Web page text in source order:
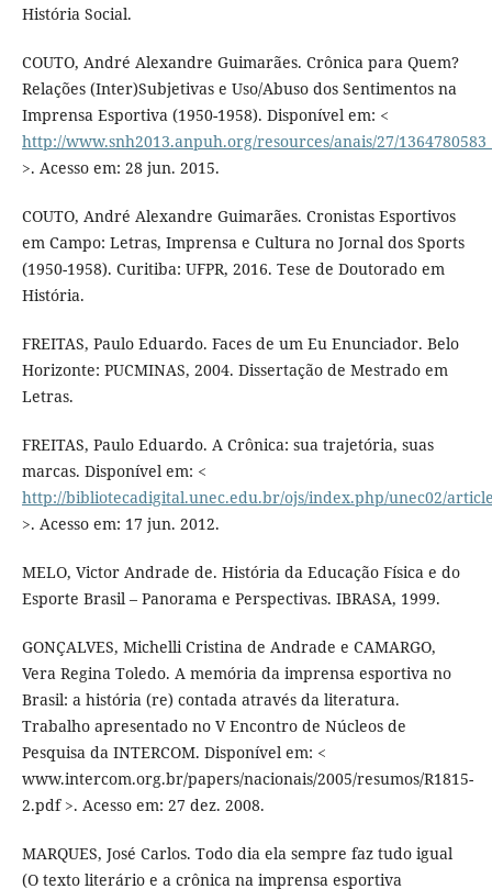
História Social.
COUTO, André Alexandre Guimarães. Crônica para Quem?
Relações (Inter)Subjetivas e Uso/Abuso dos Sentimentos na
Imprensa Esportiva (1950-1958). Disponível em: <
http://www.snh2013.anpuh.org/resources/anais/27/
>. Acesso em: 28 jun. 2015.
COUTO, André Alexandre Guimarães. Cronistas Esportivos
em Campo: Letras, Imprensa e Cultura no Jornal dos Sports
(1950-1958). Curitiba: UFPR, 2016. Tese de Doutorado em
História.
FREITAS, Paulo Eduardo. Faces de um Eu Enunciador. Belo
Horizonte: PUCMINAS, 2004. Dissertação de Mestrado em
Letras.
FREITAS, Paulo Eduardo. A Crônica: sua trajetória, suas
marcas. Disponível em: <
http://bibliotecadigital.unec.edu.br/ojs/index.php/unec02/
>. Acesso em: 17 jun. 2012.
MELO, Victor Andrade de. História da Educação Física e do
Esporte Brasil – Panorama e Perspectivas. IBRASA, 1999.
GONÇALVES, Michelli Cristina de Andrade e CAMARGO,
Vera Regina Toledo. A memória da imprensa esportiva no
Brasil: a história (re) contada através da literatura.
Trabalho apresentado no V Encontro de Núcleos de
Pesquisa da INTERCOM. Disponível em: <
www.intercom.org.br/papers/nacionais/2005/resumos/R1815-
2.pdf >. Acesso em: 27 dez. 2008.
MARQUES, José Carlos. Todo dia ela sempre faz tudo igual
(O texto literário e a crônica na imprensa esportiva